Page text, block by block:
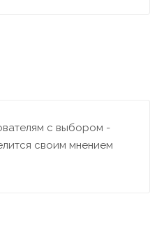
с выбором -
своим мнением